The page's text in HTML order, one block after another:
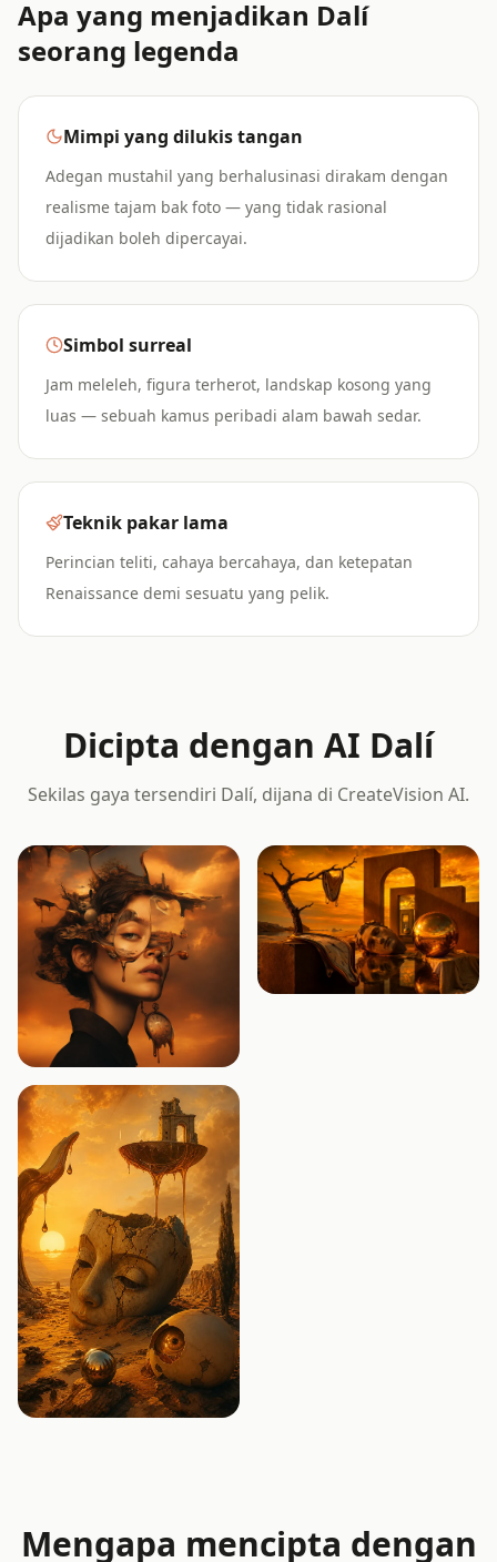
Apa yang menjadikan Dalí
seorang legenda
Mimpi yang dilukis tangan
Adegan mustahil yang berhalusinasi dirakam dengan
realisme tajam bak foto — yang tidak rasional
dijadikan boleh dipercayai.
Simbol surreal
Jam meleleh, figura terherot, landskap kosong yang
luas — sebuah kamus peribadi alam bawah sedar.
Teknik pakar lama
Perincian teliti, cahaya bercahaya, dan ketepatan
Renaissance demi sesuatu yang pelik.
Dicipta dengan AI Dalí
Sekilas gaya tersendiri Dalí, dijana di CreateVision AI.
Mengapa mencipta dengan